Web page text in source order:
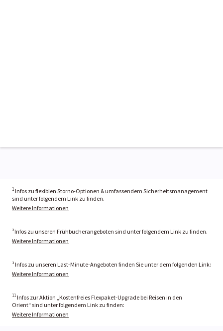
1 Infos zu flexiblen Storno-Optionen & umfassendem Sicherheitsmanagement
sind unter folgendem Link zu finden.
Weitere Informationen
²Infos zu unseren Frühbucherangeboten sind unter folgendem Link zu finden.
Weitere Informationen
³ Infos zu unseren Last-Minute-Angeboten finden Sie unter dem folgenden Link:
Weitere Informationen
11 Infos zur Aktion „Kostenfreies Flexpaket-Upgrade bei Reisen in den
Orient“ sind unter folgendem Link zu finden:
Weitere Informationen